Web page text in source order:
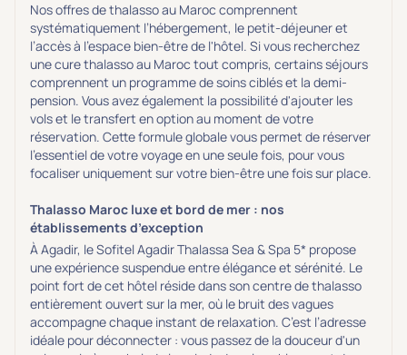
Nos offres de thalasso au Maroc comprennent
systématiquement l’hébergement, le petit-déjeuner et
l’accès à l’espace bien-être de l'hôtel. Si vous recherchez
une cure thalasso au Maroc tout compris, certains séjours
comprennent un programme de soins ciblés et la demi-
pension. Vous avez également la possibilité d'ajouter les
vols et le transfert en option au moment de votre
réservation. Cette formule globale vous permet de réserver
l'essentiel de votre voyage en une seule fois, pour vous
focaliser uniquement sur votre bien-être une fois sur place.
Thalasso Maroc luxe et bord de mer : nos
établissements d’exception
À Agadir, le Sofitel Agadir Thalassa Sea & Spa 5* propose
une expérience suspendue entre élégance et sérénité. Le
point fort de cet hôtel réside dans son centre de thalasso
entièrement ouvert sur la mer, où le bruit des vagues
accompagne chaque instant de relaxation. C’est l’adresse
idéale pour déconnecter : vous passez de la douceur d'un